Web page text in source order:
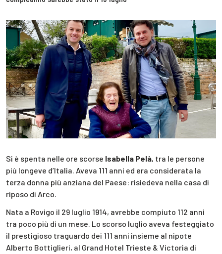
Si è spenta nelle ore scorse Isabella Pelà, tra le persone
più longeve d’Italia. Aveva 111 anni ed era considerata la
terza donna più anziana del Paese: risiedeva nella casa di
riposo di Arco.
Nata a Rovigo il 29 luglio 1914, avrebbe compiuto 112 anni
tra poco più di un mese. Lo scorso luglio aveva festeggiato
il prestigioso traguardo dei 111 anni insieme al nipote
Alberto Bottiglieri, al Grand Hotel Trieste & Victoria di